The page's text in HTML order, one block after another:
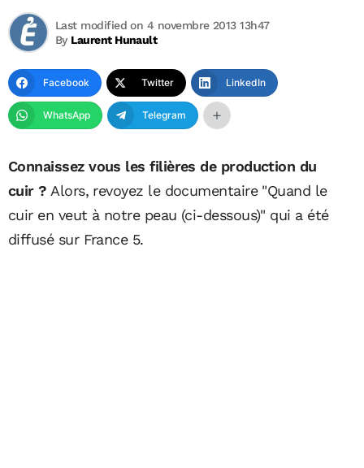
By Laurent Hunault
Last modified on 4 novembre 2013 13h47
Facebook Twitter LinkedIn
WhatsApp Telegram
Connaissez vous les filières de production du
cuir ? Alors, revoyez le documentaire "Quand le
cuir en veut à notre peau (ci-dessous)" qui a été
diffusé sur France 5.